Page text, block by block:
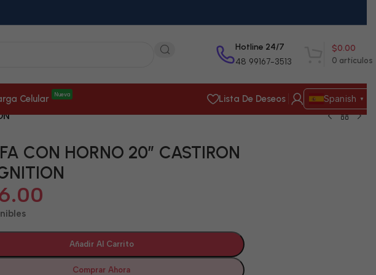
Hotline 24/7
48 99167-3513 0 artículos
$0.00
Celular Nueva Lista De Deseos Spanish ▼
CON HORNO 20″ CASTIRON
Añadir Al Carrito
Comprar Ahora